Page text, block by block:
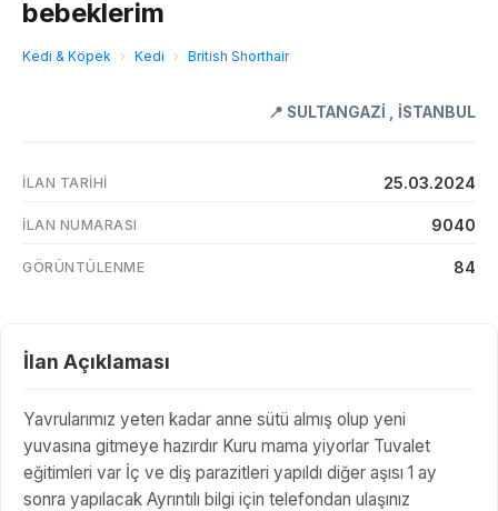
bebeklerim
Kedi & Köpek › Kedi › British Shorthair
📍 SULTANGAZİ İSTANBUL
İLAN TARIHI 25.03.2024
İLAN NUMARASI 9040
GÖRÜNTÜLENME 84
İlan Açıklaması
Yavrularımız yeterı kadar anne sütü almış olup yeni
yuvasına gitmeye hazırdır Kuru mama yiyorlar Tuvalet
eğitimleri var İç ve diş parazitleri yapıldı diğer aşısı 1 ay
sonra yapılacak Ayrıntılı bilgi için telefondan ulaşınız